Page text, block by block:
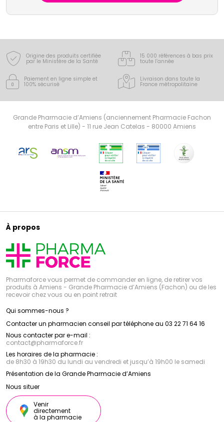
Origine des produits certifiée
par le Ministère de la Santé
15 000 références à bas prix
toute l’année
Paiement en ligne simple et
100% sécurisé
Livraison dans toute la
France métropolitaine
Grande Pharmacie d’Amiens (anciennement Pharmacie Fachon
entre Paris et Lille) - 11 rue Jean Catelas - 80000 Amiens
À propos
Pharmaforce vous permet de commander en ligne, de retirer vos
produits à Amiens - Grande Pharmacie d’Amiens (Fachon) ou de les
recevoir chez vous ou en point retrait
Qui sommes-nous ?
Contacter un pharmacien conseil par téléphone au 03 22 71 64 16
Nous contacter par e-mail :
contact@pharmaforce.fr
Les horaires de la pharmacie :
de 8h30 à 19h30 du lundi au vendredi et jusqu’à 19h00 le samedi
Présentation de la Grande Pharmacie d’Amiens
Nous situer
Venir
directement
à la pharmacie